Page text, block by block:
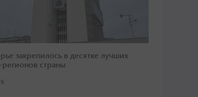
закрепилось в десятке лучших
регионов страны